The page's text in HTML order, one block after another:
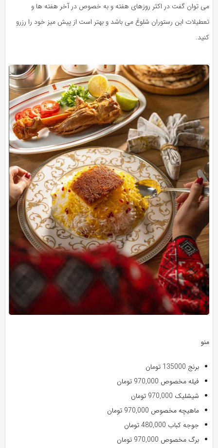
می توان گفت در اکثر روزهای هفته و به خصوص در آخر هفته ها و
تعطیلات این رستوران شلوغ می باشد و بهتر است از پیش میز خود را رزرو
کنید.
منو
برنج 135000 تومان
فیله مخصوص 970,000 تومان
شیشلیک 970,000 تومان
ماهیچه مخصوص 970,000 تومان
جوجه کباب 480,000 تومان
برگ مخصوص 970,000 تومان